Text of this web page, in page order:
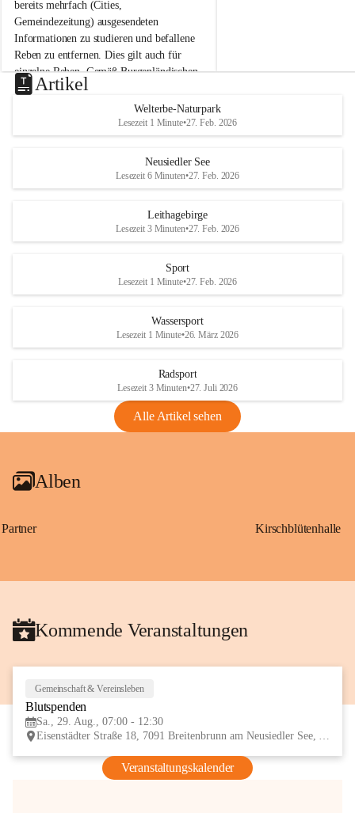
n
a
m
N
e
u
s
d
S
bereits mehrfach (Cities,
Gemeindezeitung) ausgesendeten
Informationen zu studieren und befallene
Reben zu entfernen. Dies gilt auch für
einzelne Reben. Gemäß Burgenländischen
Weinbaugesetz sind nicht gepflegte oder
unzulässige Weingärten zu roden! Bitte
helfen wir zusammen um unsere Winzer
vor den prognostizierten Ernteausfällen
und den daraus folgenden wirtschaftlichen
Maßnahmen zur Bekämpfung
Rebe und der Amerikanischen
Anhang VBl. EU Nr. 18
1 Seite•1,4 MB
VBl. EU Nr. 18_2026
u
e
d
r
S
Artikel
Welterbe-Naturpark
Lesezeit 1 Minute•27. Feb. 2026
Neusiedler See
Lesezeit 6 Minuten•27. Feb. 2026
Leithagebirge
Lesezeit 3 Minuten•27. Feb. 2026
Sport
Lesezeit 1 Minute•27. Feb. 2026
Wassersport
Lesezeit 1 Minute•26. März 2026
Radsport
Lesezeit 3 Minuten•27. Juli 2026
Alle Artikel sehen
Alben
Partner Kirschblütenhalle
Kommende Veranstaltungen
Gemeinschaft & Vereinsleben
Blutspenden
Sa., 29. Aug., 07:00 - 12:30
Eisenstädter Straße 18, 7091 Breitenbrunn am Neusiedler See, AUT
Veranstaltungskalender